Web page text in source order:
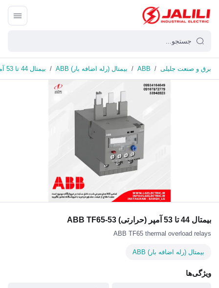
برق و صنعت جلیلی /
ABB
/ بیمتال (رله اضافه بار) ABB / بیمتال 44 تا 53 آمپر (حرارتی) ABB TF65-53
بیمتال 44 تا 53 آمپر (حرارتی) ABB TF65-53
ABB TF65 thermal overload relays
بیمتال (رله اضافه بار) ABB
ویژگی‌ها